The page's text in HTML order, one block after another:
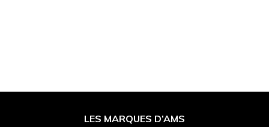
LES MARQUES D’AMS